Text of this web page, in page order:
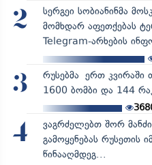
2
სერგეი სობიანინმა
მომხდარ აფეთქებას
Telegram-არხების
3
რუსებმა ერთ
1600 ბომბი და 144
4
ვაგრძელებთ შორ
გამოყენებას რუსეთის
წინააღმდეგ...